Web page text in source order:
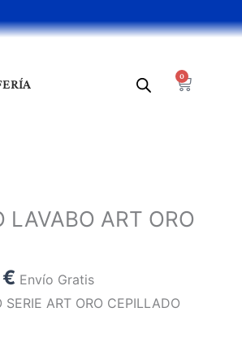
0
Cart
LAVABO ART ORO
€.
€
precio
actual
83,30 €.
Envío Gratis
ART ORO CEPILLADO